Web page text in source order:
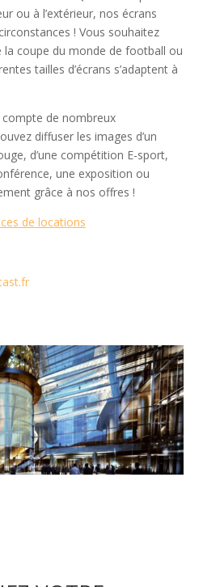
ou à l’extérieur, nos écrans
! Vous souhaitez
la coupe du monde de football ou
tailles d’écrans s’adaptent à
de nombreux
diffuser les images d’un
d’une compétition E-sport,
une exposition ou
grâce à nos offres !
de locations